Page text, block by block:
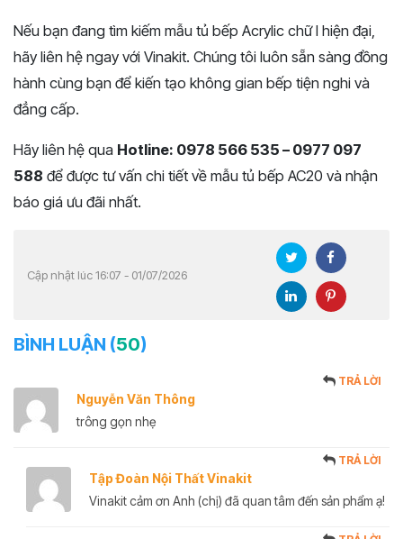
Nếu bạn đang tìm kiếm mẫu tủ bếp Acrylic chữ I hiện đại,
hãy liên hệ ngay với Vinakit. Chúng tôi luôn sẵn sàng đồng
hành cùng bạn để kiến tạo không gian bếp tiện nghi và
đẳng cấp.
Hãy liên hệ qua Hotline: 0978 566 535 – 0977 097
588 để được tư vấn chi tiết về mẫu tủ bếp AC20 và nhận
báo giá ưu đãi nhất.
Cập nhật lúc 16:07 - 01/07/2026
BÌNH LUẬN (50)
Nguyễn Văn Thông
TRẢ LỜI
trông gọn nhẹ
Tập Đoàn Nội Thất Vinakit
TRẢ LỜI
Vinakit cảm ơn Anh (chị) đã quan tâm đến sản phẩm ạ!